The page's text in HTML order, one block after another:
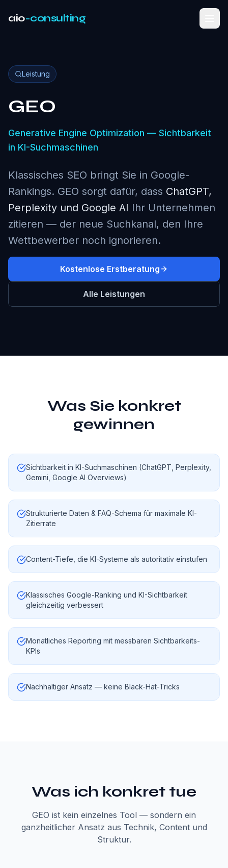
aio-consulting
Leistung
GEO
Generative Engine Optimization — Sichtbarkeit
in KI-Suchmaschinen
Klassisches SEO bringt Sie in Google-
Rankings. GEO sorgt dafür, dass ChatGPT,
Perplexity und Google AI Ihr Unternehmen
zitieren — der neue Suchkanal, den Ihre
Wettbewerber noch ignorieren.
Kostenlose Erstberatung
Alle Leistungen
Was Sie konkret
gewinnen
Sichtbarkeit in KI-Suchmaschinen (ChatGPT, Perplexity,
Gemini, Google AI Overviews)
Strukturierte Daten & FAQ-Schema für maximale KI-
Zitierrate
Content-Tiefe, die KI-Systeme als autoritativ einstufen
Klassisches Google-Ranking und KI-Sichtbarkeit
gleichzeitig verbessert
Monatliches Reporting mit messbaren Sichtbarkeits-
KPIs
Nachhaltiger Ansatz — keine Black-Hat-Tricks
Was ich konkret tue
GEO ist kein einzelnes Tool — sondern ein
ganzheitlicher Ansatz aus Technik, Content und
Struktur.